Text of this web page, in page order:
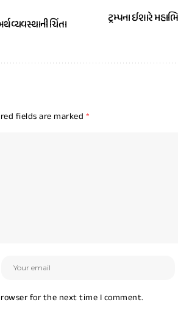
ચિંતા
ટ્રમ્પના ઈશારે
fields are marked *
for the next time I comment.